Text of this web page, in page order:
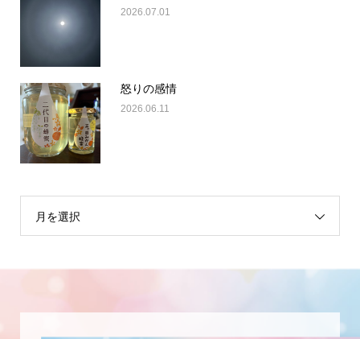
2026.07.01
怒りの感情
2026.06.11
月を選択